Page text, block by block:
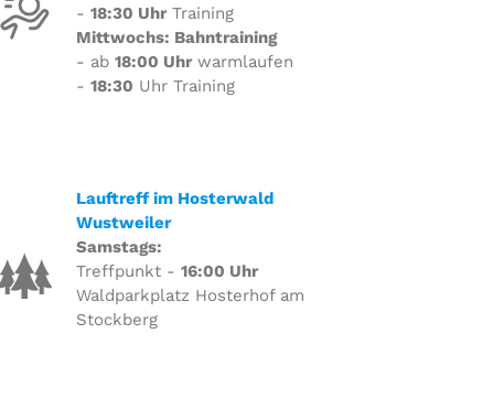
- 18:30 UhrTraining
Mittwochs: Bahntraining
- ab 18:00 Uhrwarmlaufen
- 18:30 Uhr Training
Lauftreff im Hosterwald
Wustweiler
Samstags:
Treffpunkt - 16:00 Uhr
Waldparkplatz Hosterhof am
Stockberg